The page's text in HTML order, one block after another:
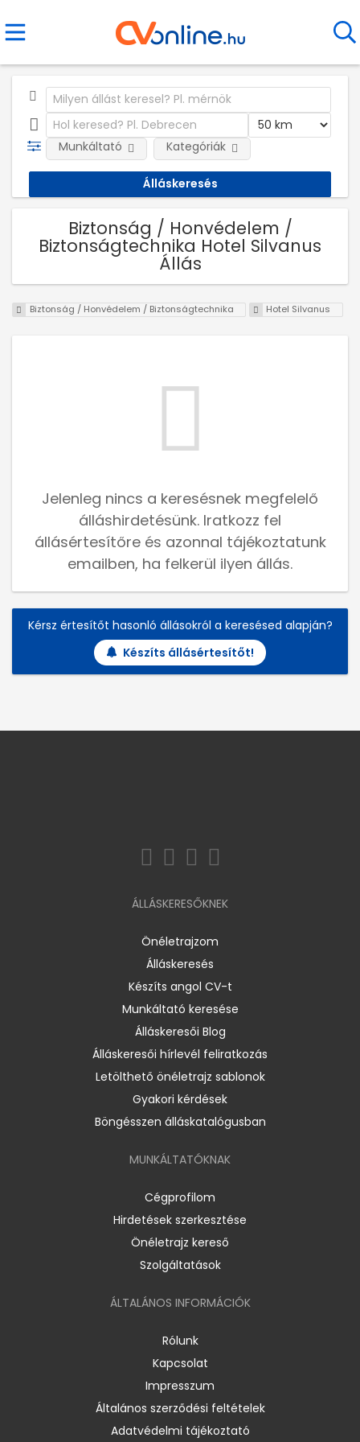
Munkáltató Kategóriák
Biztonság / Honvédelem /
Biztonságtechnika Hotel Silvanus
Állás
Biztonság / Honvédelem / Biztonságtechnika Hotel Silvanus
Jelenleg nincs a keresésnek megfelelő
álláshirdetésünk. Iratkozz fel
állásértesítőre és azonnal tájékoztatunk
emailben, ha felkerül ilyen állás.
Kérsz értesítőt hasonló állásokról a keresésed alapján?
Készíts állásértesítőt!
ÁLLÁSKERESŐKNEK
Önéletrajzom
Álláskeresés
Készíts angol CV-t
Munkáltató keresése
Álláskeresői Blog
Álláskeresői hírlevél feliratkozás
Letölthető önéletrajz sablonok
Gyakori kérdések
Böngésszen álláskatalógusban
MUNKÁLTATÓKNAK
Cégprofilom
Hirdetések szerkesztése
Önéletrajz kereső
Szolgáltatások
ÁLTALÁNOS INFORMÁCIÓK
Rólunk
Kapcsolat
Impresszum
Általános szerződési feltételek
Adatvédelmi tájékoztató